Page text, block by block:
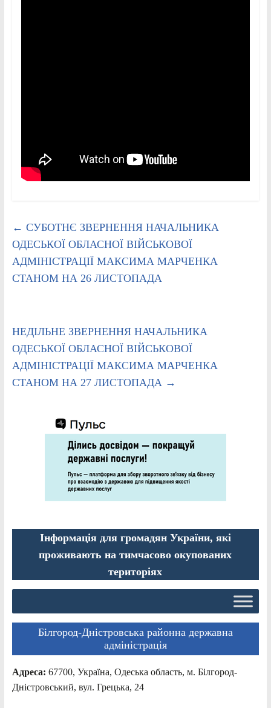
← СУБОТНЄ ЗВЕРНЕННЯ НАЧАЛЬНИКА
ОДЕСЬКОЇ ОБЛАСНОЇ ВІЙСЬКОВОЇ
АДМІНІСТРАЦІЇ МАКСИМА МАРЧЕНКА
СТАНОМ НА 26 ЛИСТОПАДА
НЕДІЛЬНЕ ЗВЕРНЕННЯ НАЧАЛЬНИКА
ОДЕСЬКОЇ ОБЛАСНОЇ ВІЙСЬКОВОЇ
АДМІНІСТРАЦІЇ МАКСИМА МАРЧЕНКА
СТАНОМ НА 27 ЛИСТОПАДА →
Інформація для громадян України, які
проживають на тимчасово окупованих
територіях
Білгород-Дністровська районна державна
адміністрація
Адреса: 67700, Україна, Одеська область, м. Білгород-
Дністровський, вул. Грецька, 24